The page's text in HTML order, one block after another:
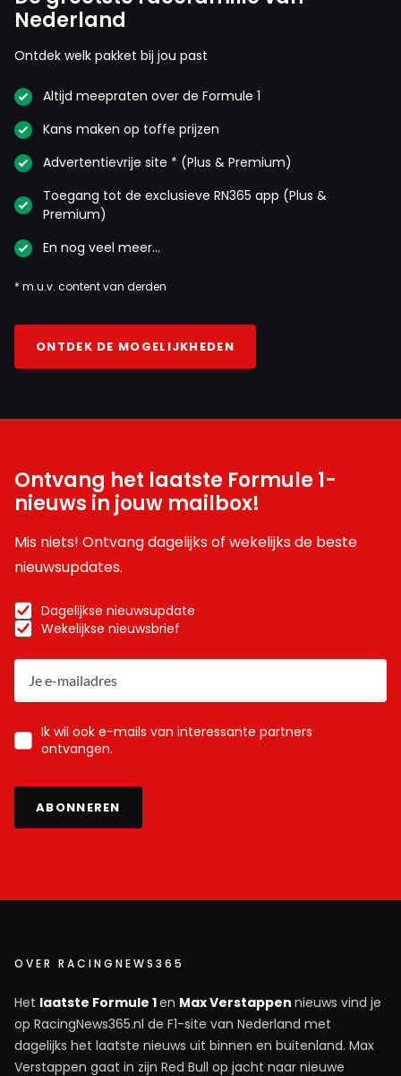
Nederland
Ontdek welk pakket bij jou past
Altijd meepraten over de Formule 1
Kans maken op toffe prijzen
Advertentievrije site * (Plus & Premium)
Toegang tot de exclusieve RN365 app (Plus &
Premium)
En nog veel meer…
* m.u.v. content van derden
ONTDEK DE MOGELIJKHEDEN
Ontvang het laatste Formule 1-
nieuws in jouw mailbox!
Mis niets! Ontvang dagelijks of wekelijks de beste
nieuwsupdates.
Dagelijkse nieuwsupdate
Wekelijkse nieuwsbrief
Ik wil ook e-mails van interessante partners
ontvangen.
ABONNEREN
OVER RACINGNEWS365
Het laatste Formule 1en Max Verstappen nieuws vind je
op RacingNews365.nl de F1-site van Nederland met
dagelijks het laatste nieuws uit binnen en buitenland. Max
Verstappen gaat in zijn Red Bull op jacht naar nieuwe